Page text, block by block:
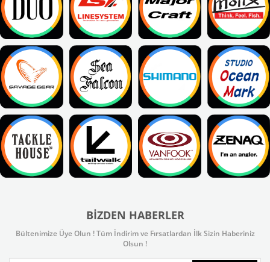
BIZDEN HABERLER
Bültenimize Üye Olun ! Tüm İndirim ve Fırsatlardan İlk Sizin Haberiniz
Olsun !